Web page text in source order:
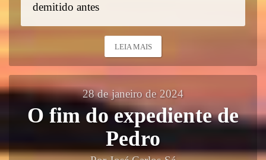
demitido antes
LEIA MAIS
28 de janeiro de 2024
O fim do expediente de
Pedro